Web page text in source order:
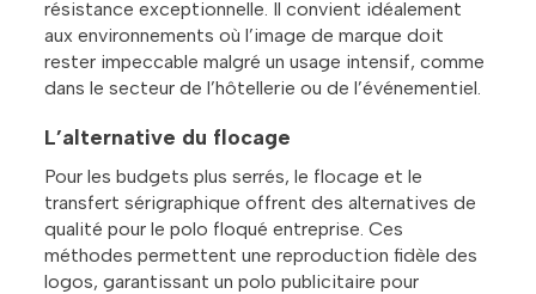
résistance exceptionnelle. Il convient idéalement
aux environnements où l’image de marque doit
rester impeccable malgré un usage intensif, comme
dans le secteur de l’hôtellerie ou de l’événementiel.
L’alternative du flocage
Pour les budgets plus serrés, le flocage et le
transfert sérigraphique offrent des alternatives de
qualité pour le polo floqué entreprise. Ces
méthodes permettent une reproduction fidèle des
logos, garantissant un polo publicitaire pour